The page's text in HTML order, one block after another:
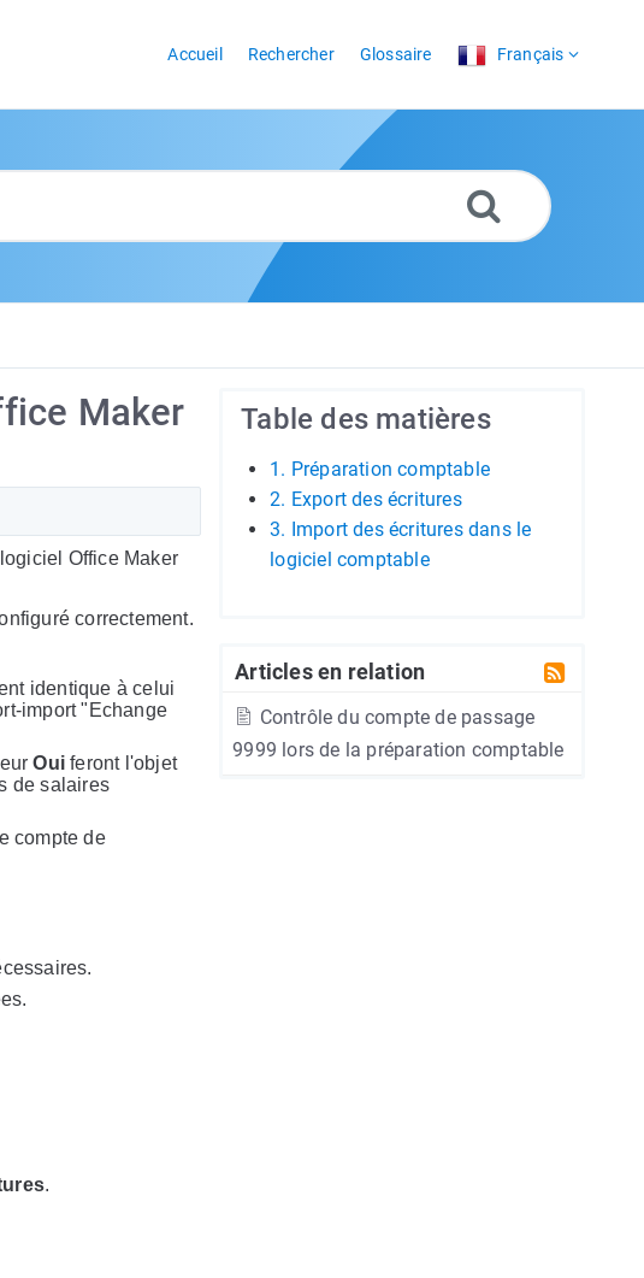
Accueil Rechercher Glossaire Français
Table des matières
1. Préparation comptable
2. Export des écritures
3. Import des écritures dans le
logiciel comptable
Articles en relation
Contrôle du compte de passage
9999 lors de la préparation comptable
Maker
Office Maker
correctement.
identique à celui
import "Echange
Oui feront l'objet
de salaires
compte de
.